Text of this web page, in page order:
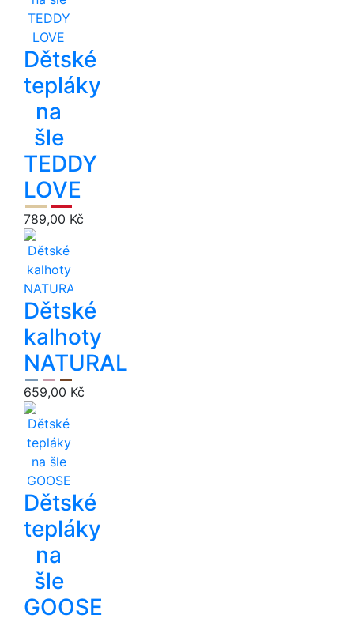
Dětské
tepláky
na
šle
TEDDY
LOVE
789,00 Kč
Dětské
kalhoty
NATURAL
659,00 Kč
Dětské
tepláky
na
šle
GOOSE